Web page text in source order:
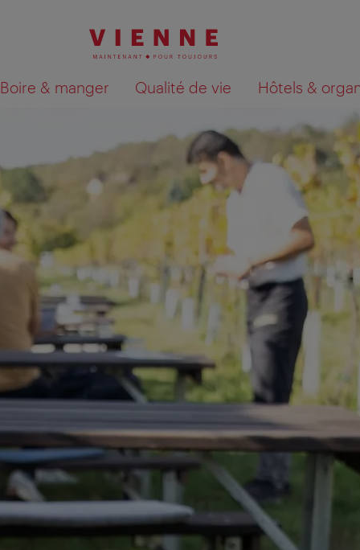
Boire & manger Qualité de vie Hôtels &
Afficher les résultats de la recherche sur la carte